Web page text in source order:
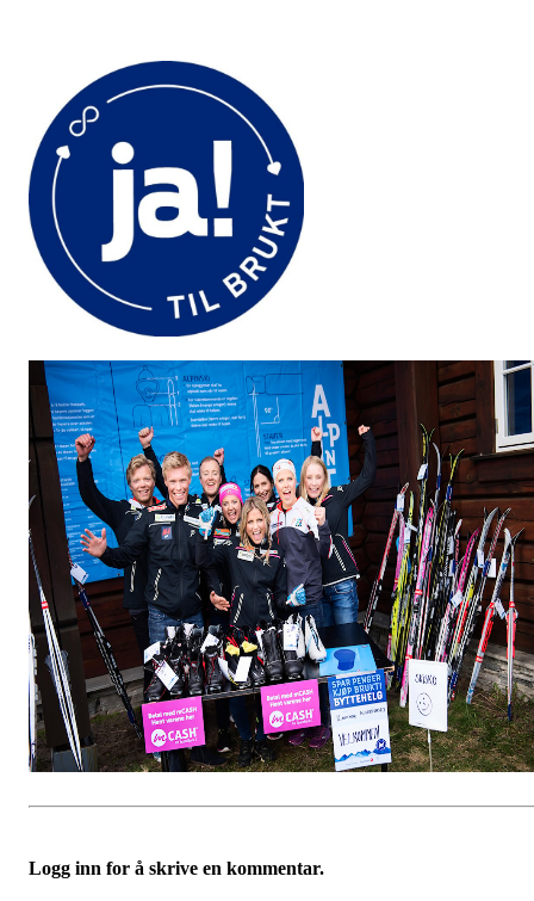
Logg inn for å skrive en kommentar.